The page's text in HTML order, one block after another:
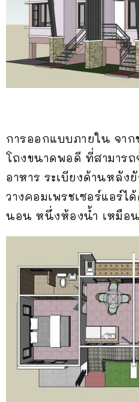
การออกแบบภายใน จาก
โถงขนาดพอดี ที่สามาร
อาหาร ระเบียงด้านหลั
วางคอมเพรชเซอร์แอร์
นอน หนึ่งห้องน้ำ เหมือ